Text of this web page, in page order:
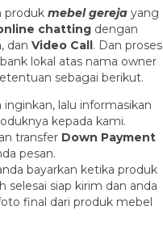
produk mebel gereja yang
chatting dengan
, dan Video Call. Dan proses
lokal atas nama owner
sebagai berikut.
lalu informasikan
kepada kami.
transfer Down Payment
pesan.
bayarkan ketika produk
selesai siap kirim dan anda
final dari produk mebel